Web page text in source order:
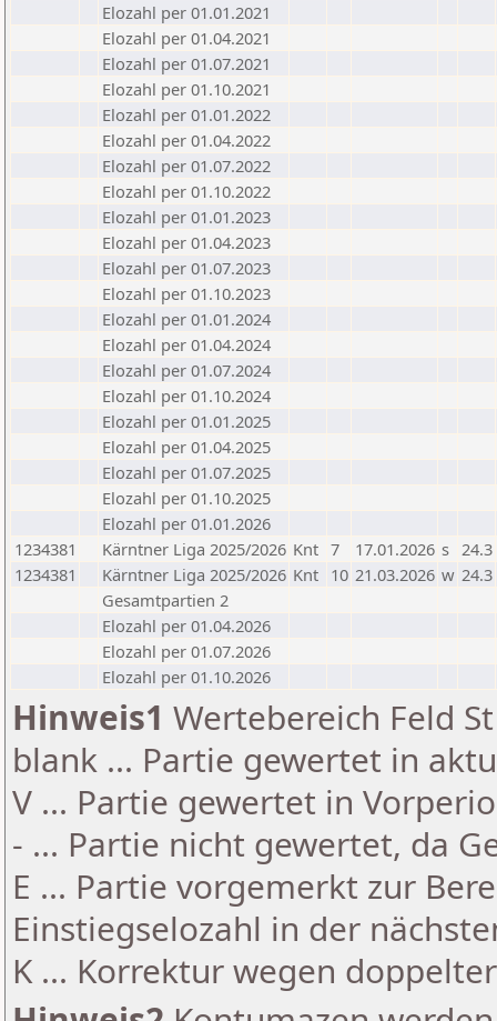
Elozahl per 01.01.2021
Elozahl per 01.04.2021
Elozahl per 01.07.2021
Elozahl per 01.10.2021
Elozahl per 01.01.2022
Elozahl per 01.04.2022
Elozahl per 01.07.2022
Elozahl per 01.10.2022
Elozahl per 01.01.2023
Elozahl per 01.04.2023
Elozahl per 01.07.2023
Elozahl per 01.10.2023
Elozahl per 01.01.2024
Elozahl per 01.04.2024
Elozahl per 01.07.2024
Elozahl per 01.10.2024
Elozahl per 01.01.2025
Elozahl per 01.04.2025
Elozahl per 01.07.2025
Elozahl per 01.10.2025
Elozahl per 01.01.2026
1234381
Kärntner Liga 2025/2026 Knt 7 17.01.2026 s 24.3
1234381
Kärntner Liga 2025/2026 Knt 10 21.03.2026 w 24.3
Gesamtpartien 2
Elozahl per 01.04.2026
Elozahl per 01.07.2026
Elozahl per 01.10.2026
Hinweis1 Wertebereich Feld
blank ... Partie gewertet in
V ... Partie gewertet in
- ... Partie nicht gewertet, da
E ... Partie vorgemerkt zur
Einstiegselozahl in der
K ... Korrektur wegen